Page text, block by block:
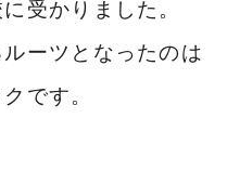
受かりました。
ーツとなったのは
です。